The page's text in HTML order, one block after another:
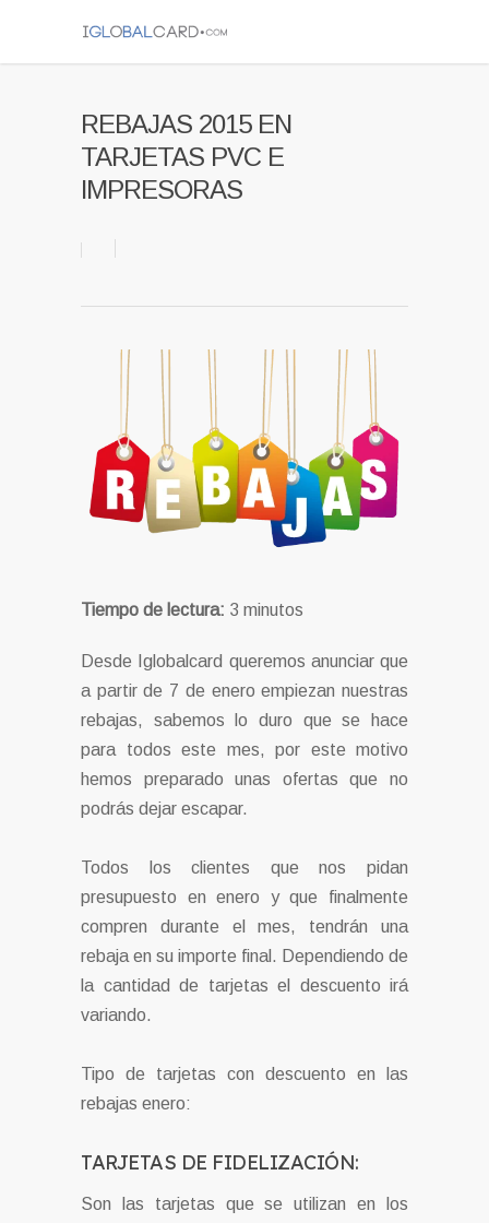
REBAJAS 2015 EN
TARJETAS PVC E
IMPRESORAS
Tiempo de lectura: 3 minutos
Desde Iglobalcard queremos anunciar que
a partir de 7 de enero empiezan nuestras
rebajas, sabemos lo duro que se hace
para todos este mes, por este motivo
hemos preparado unas ofertas que no
podrás dejar escapar.
Todos los clientes que nos pidan
presupuesto en enero y que finalmente
compren durante el mes, tendrán una
rebaja en su importe final. Dependiendo de
la cantidad de tarjetas el descuento irá
variando.
Tipo de tarjetas con descuento en las
rebajas enero:
TARJETAS DE FIDELIZACIÓN:
Son las tarjetas que se utilizan en los